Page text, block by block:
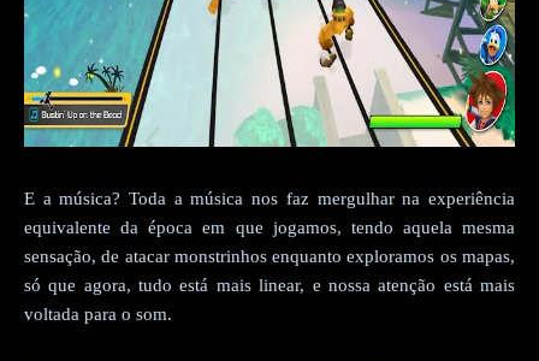
E a música? Toda a música nos faz mergulhar na experiência
equivalente da época em que jogamos, tendo aquela mesma
sensação, de atacar monstrinhos enquanto exploramos os mapas,
só que agora, tudo está mais linear, e nossa atenção está mais
voltada para o som.